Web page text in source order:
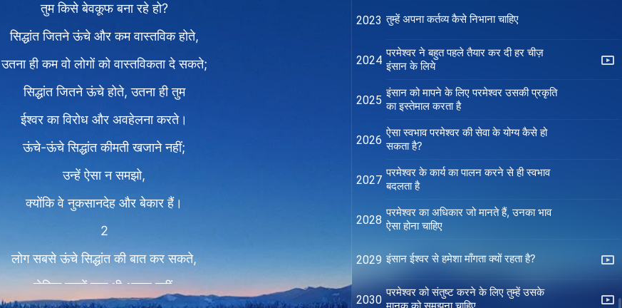
तुम किसे बेवकूफ बना रहे हो?
सिद्धांत जितने ऊंचे और कम वास्तविक होते,
उतना ही कम वो लोगों को वास्तविकता दे सकते;
सिद्धांत जितने ऊंचे होते, उतना ही तुम
ईश्वर का विरोध और अवहेलना करते।
ऊंचे-ऊंचे सिद्धांत कीमती खजाने नहीं;
उन्हें ऐसा न समझो,
क्योंकि वे नुकसानदेह और बेकार हैं।
2
लोग सबसे ऊंचे सिद्धांत की बात कर सकते,
लेकिन उसमें कुछ भी असल नहीं,
2023 तुम्हें अपना कर्तव्य कैसे निभाना चाहिए
2024
परमेश्वर ने बहुत पहले तैयार कर दी हर चीज़
इंसान के लिये
2025
इंसान को मापने के लिए परमेश्वर उसकी प्रकृति
का इस्तेमाल करता है
2026
ऐसा स्वभाव परमेश्वर की सेवा के योग्य कैसे हो
सकता है?
2027
परमेश्वर के कार्य का पालन करने से ही स्वभाव
बदलता है
2028
परमेश्वर का अधिकार जो मानते हैं, उनका भाव
ऐसा होना चाहिए
2029 इंसान ईश्वर से हमेशा माँगता क्यों रहता है?
2030
परमेश्वर को संतुष्ट करने के लिए तुम्हें उसके